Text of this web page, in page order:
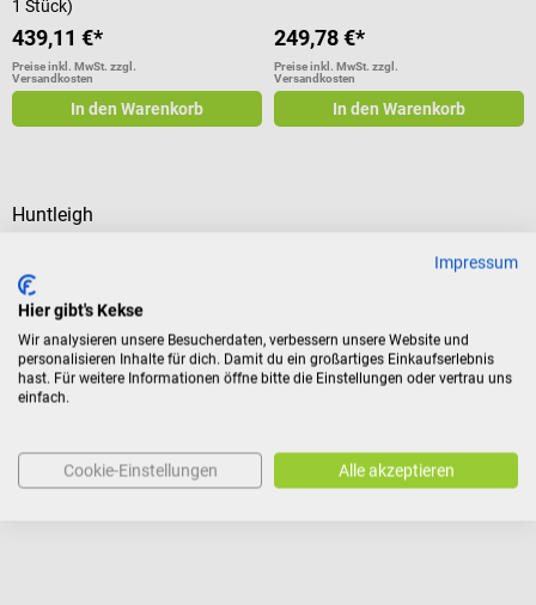
1 Stück)
439,11 €*
Preise inkl. MwSt. zzgl.
Versandkosten
In den Warenkorb
249,78 €*
Preise inkl. MwSt. zzgl.
Versandkosten
In den Warenkorb
Huntleigh
Wiederverwendbarer Sensor für
alle Patientengruppen
Preise inkl. MwSt. zzgl.
Versandkosten
In den Warenkorb
Impressum
Hier gibt's Kekse
Wir analysieren unsere Besucherdaten, verbessern unsere Website und
personalisieren Inhalte für dich. Damit du ein großartiges Einkaufserlebnis
hast. Für weitere Informationen öffne bitte die Einstellungen oder vertrau uns
einfach.
Cookie-Einstellungen Alle akzeptieren